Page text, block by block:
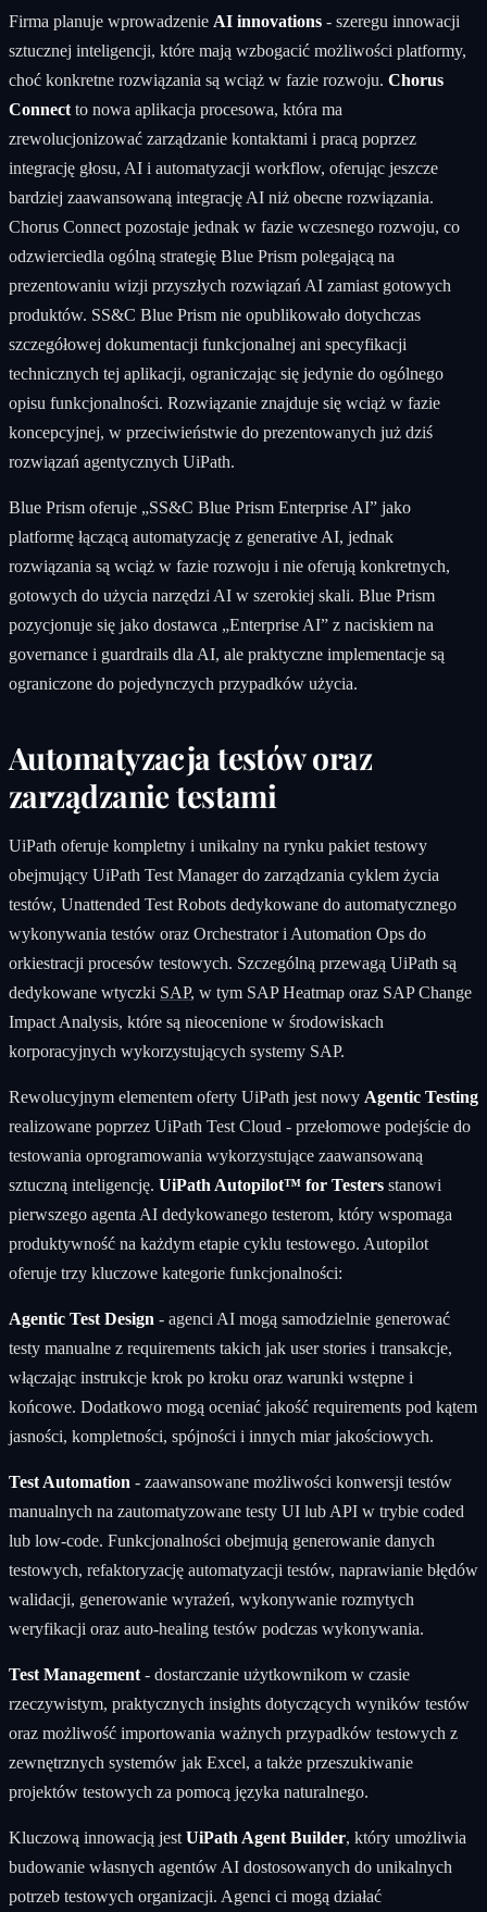
Firma planuje wprowadzenie AI innovations - szeregu innowacji
sztucznej inteligencji, które mają wzbogacić możliwości platformy,
choć konkretne rozwiązania są wciąż w fazie rozwoju. Chorus
Connect to nowa aplikacja procesowa, która ma
zrewolucjonizować zarządzanie kontaktami i pracą poprzez
integrację głosu, AI i automatyzacji workflow, oferując jeszcze
bardziej zaawansowaną integrację AI niż obecne rozwiązania.
Chorus Connect pozostaje jednak w fazie wczesnego rozwoju, co
odzwierciedla ogólną strategię Blue Prism polegającą na
prezentowaniu wizji przyszłych rozwiązań AI zamiast gotowych
produktów. SS&C Blue Prism nie opublikowało dotychczas
szczegółowej dokumentacji funkcjonalnej ani specyfikacji
technicznych tej aplikacji, ograniczając się jedynie do ogólnego
opisu funkcjonalności. Rozwiązanie znajduje się wciąż w fazie
koncepcyjnej, w przeciwieństwie do prezentowanych już dziś
rozwiązań agentycznych UiPath.
Blue Prism oferuje „SS&C Blue Prism Enterprise AI” jako
platformę łączącą automatyzację z generative AI, jednak
rozwiązania są wciąż w fazie rozwoju i nie oferują konkretnych,
gotowych do użycia narzędzi AI w szerokiej skali. Blue Prism
pozycjonuje się jako dostawca „Enterprise AI” z naciskiem na
governance i guardrails dla AI, ale praktyczne implementacje są
ograniczone do pojedynczych przypadków użycia.
Automatyzacja testów oraz
zarządzanie testami
UiPath oferuje kompletny i unikalny na rynku pakiet testowy
obejmujący UiPath Test Manager do zarządzania cyklem życia
testów, Unattended Test Robots dedykowane do automatycznego
wykonywania testów oraz Orchestrator i Automation Ops do
orkiestracji procesów testowych. Szczególną przewagą UiPath są
dedykowane wtyczki SAP, w tym SAP Heatmap oraz SAP Change
Impact Analysis, które są nieocenione w środowiskach
korporacyjnych wykorzystujących systemy SAP.
Rewolucyjnym elementem oferty UiPath jest nowy Agentic Testing
realizowane poprzez UiPath Test Cloud - przełomowe podejście do
testowania oprogramowania wykorzystujące zaawansowaną
sztuczną inteligencję. UiPath Autopilot™ for Testers stanowi
pierwszego agenta AI dedykowanego testerom, który wspomaga
produktywność na każdym etapie cyklu testowego. Autopilot
oferuje trzy kluczowe kategorie funkcjonalności:
Agentic Test Design - agenci AI mogą samodzielnie generować
testy manualne z requirements takich jak user stories i transakcje,
włączając instrukcje krok po kroku oraz warunki wstępne i
końcowe. Dodatkowo mogą oceniać jakość requirements pod kątem
jasności, kompletności, spójności i innych miar jakościowych.
Test Automation - zaawansowane możliwości konwersji testów
manualnych na zautomatyzowane testy UI lub API w trybie coded
lub low-code. Funkcjonalności obejmują generowanie danych
testowych, refaktoryzację automatyzacji testów, naprawianie błędów
walidacji, generowanie wyrażeń, wykonywanie rozmytych
weryfikacji oraz auto-healing testów podczas wykonywania.
Test Management - dostarczanie użytkownikom w czasie
rzeczywistym, praktycznych insights dotyczących wyników testów
oraz możliwość importowania ważnych przypadków testowych z
zewnętrznych systemów jak Excel, a także przeszukiwanie
projektów testowych za pomocą języka naturalnego.
Kluczową innowacją jest UiPath Agent Builder, który umożliwia
budowanie własnych agentów AI dostosowanych do unikalnych
potrzeb testowych organizacji. Agenci ci mogą działać